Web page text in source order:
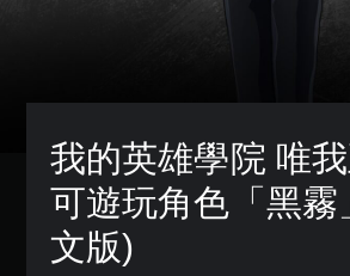
我的英雄學院 唯我
可遊玩角色「黑霧
文版)